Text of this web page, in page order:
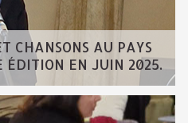
CHANSONS AU PAYS
ÉDITION EN JUIN 2025.